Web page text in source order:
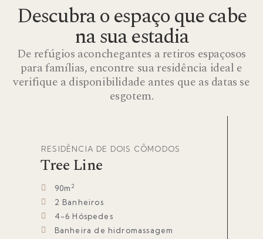
Descubra o espaço que cabe
na sua estadia
De refúgios aconchegantes a retiros espaçosos
para famílias, encontre sua residência ideal e
verifique a disponibilidade antes que as datas se
esgotem.
RESIDÊNCIA DE DOIS CÔMODOS
Tree Line
90m 2
2 Banheiros
4-6 Hóspedes
Banheira de hidromassagem